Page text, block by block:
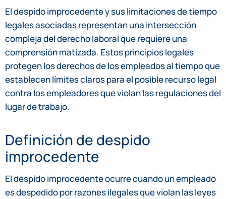
El despido improcedente y sus limitaciones de tiempo
legales asociadas representan una intersección
compleja del derecho laboral que requiere una
comprensión matizada. Estos principios legales
protegen los derechos de los empleados al tiempo que
establecen límites claros para el posible recurso legal
contra los empleadores que violan las regulaciones del
lugar de trabajo.
Definición de despido
improcedente
El despido improcedente ocurre cuando un empleado
es despedido por razones ilegales que violan las leyes